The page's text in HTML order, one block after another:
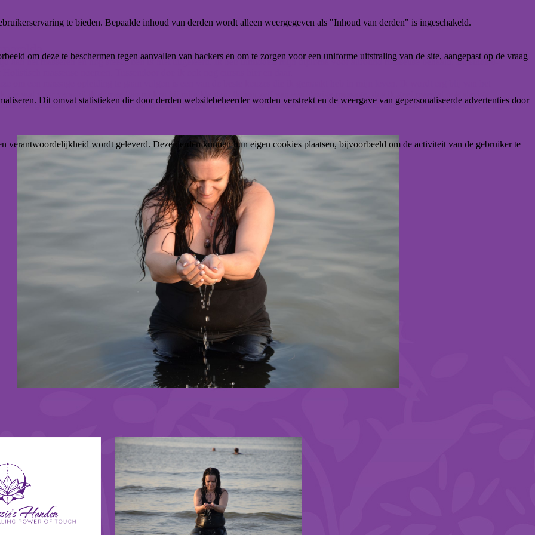
aan het masseren en nog steeds ben ik niet uitgeleerd. Ik heb inmiddels mijn diploma voor allround masseuse behaald. En sinds 8-
energetische massages zijn een optie. Maar ik geef mijn massages dan ook altijd met alle aandacht en wensen van de klant die bij
te bieden. Bepaalde inhoud van derden wordt alleen weergegeven als "Inhoud van derden" is ingeschakeld.
om deze te beschermen tegen aanvallen van hackers en om te zorgen voor een uniforme uitstraling van de site, aangepast op de vraag
Dit omvat statistieken die door derden websitebeheerder worden verstrekt en de weergave van gepersonaliseerde advertenties door
verantwoordelijkheid wordt geleverd. Deze derden kunnen hun eigen cookies plaatsen, bijvoorbeeld om de activiteit van de gebruiker te